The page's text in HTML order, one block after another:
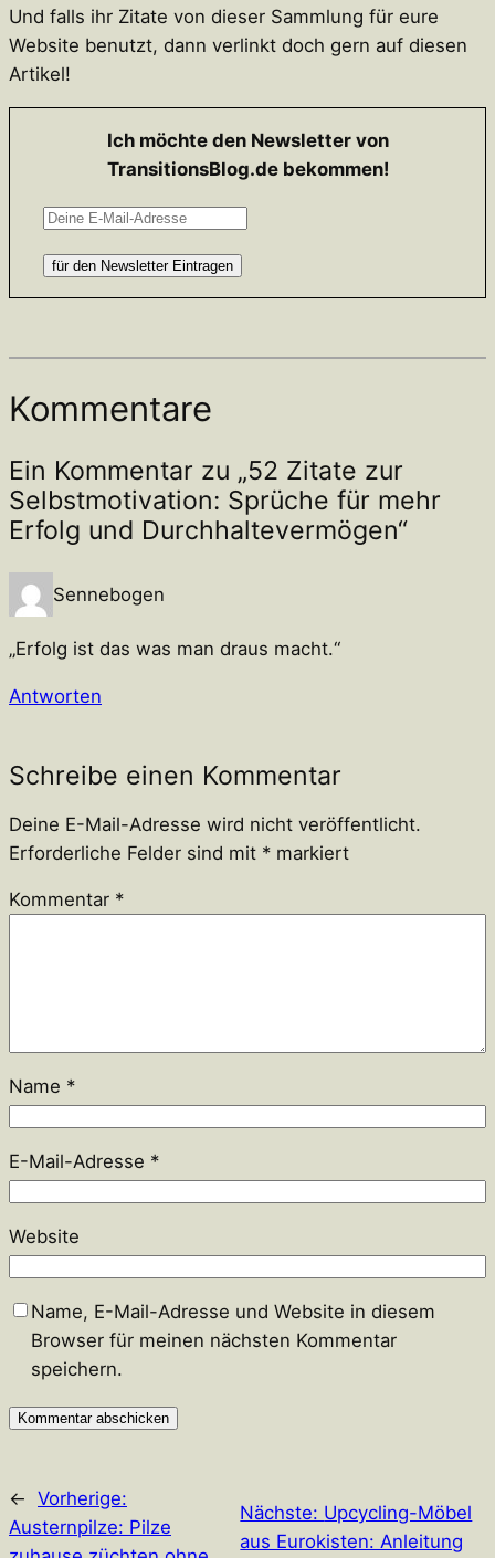
Und falls ihr Zitate von dieser Sammlung für eure
Website benutzt, dann verlinkt doch gern auf diesen
Artikel!
Ich möchte den Newsletter von
TransitionsBlog.de bekommen!
Kommentare
Ein Kommentar zu „52 Zitate zur
Selbstmotivation: Sprüche für mehr
Erfolg und Durchhaltevermögen“
Sennebogen
„Erfolg ist das was man draus macht.“
Antworten
Schreibe einen Kommentar
Deine E-Mail-Adresse wird nicht veröffentlicht.
Erforderliche Felder sind mit * markiert
Kommentar *
Name *
E-Mail-Adresse *
Website
Name, E-Mail-Adresse und Website in diesem
Browser für meinen nächsten Kommentar
speichern.
← Vorherige:
Austernpilze: Pilze
Nächste: Upcycling-Möbel
aus Eurokisten: Anleitung